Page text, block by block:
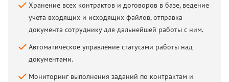
Хранение всех контрактов и договоров в базе, ведение
учета входящих и исходящих файлов, отправка
документа сотруднику для дальнейшей работы с ним.
Автоматическое управление статусами работы над
документами.
Мониторинг выполнения заданий по контрактам и